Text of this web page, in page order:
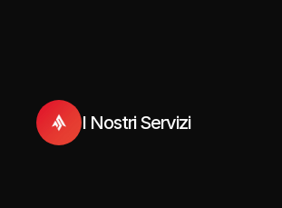
I Nostri Servizi